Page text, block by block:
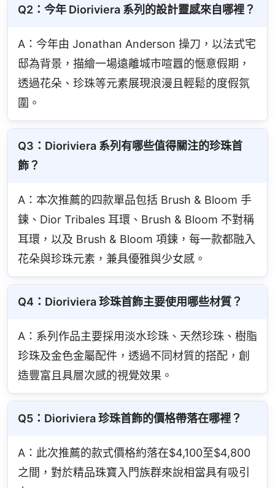
Q2：今年 Dioriviera 系列的設計靈感來自哪裡？
A：今年由 Jonathan Anderson 操刀，以法式宅
邸為背景，描繪一場遠離城市喧囂的愜意假期，
透過花朵、珍珠等元素展現浪漫且輕鬆的度假氛
圍。
Q3：Dioriviera 系列有哪些值得關注的珍珠首
飾？
A：本次推薦的四款單品包括 Brush & Bloom 手
鍊、Dior Tribales 耳環、Brush & Bloom 不對稱
耳環，以及 Brush & Bloom 項鍊，每一款都融入
花朵與珍珠元素，兼具優雅與少女感。
Q4：Dioriviera 珍珠首飾主要使用哪些材質？
A：系列作品主要採用淡水珍珠、天然珍珠、樹脂
珍珠及金色金屬配件，透過不同材質的搭配，創
造豐富且具層次感的視覺效果。
Q5：Dioriviera 珍珠首飾的價格帶落在哪裡？
A：此次推薦的款式價格約落在$4,100至$4,800
之間，對於精品珠寶入門族群來說相當具有吸引